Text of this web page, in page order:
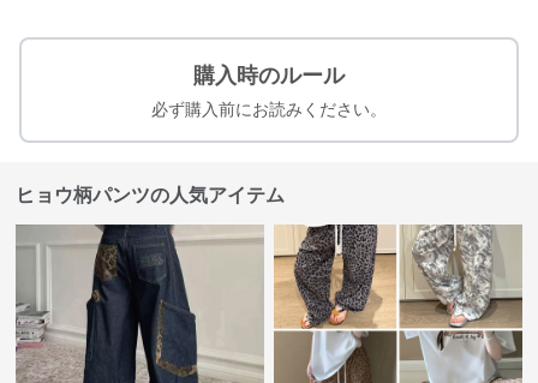
購入時のルール
必ず購入前にお読みください。
ヒョウ柄パンツの人気アイテム